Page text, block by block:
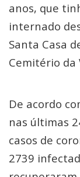
anos, que
internado
Santa Casa
Cemitério da
De acordo
nas últimas
casos de
2739